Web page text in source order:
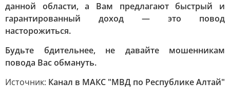
данной области, а Вам предлагают быстрый и
гарантированный доход — это повод
насторожиться.
Будьте бдительнее, не давайте мошенникам
повода Вас обмануть.
Источник: Канал в МАКС "МВД по Республике Алтай"